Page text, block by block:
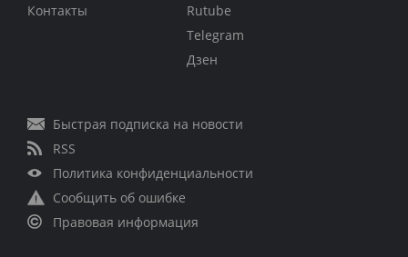
Контакты
Rutube
Telegram
Дзен
Быстрая подписка на новости
RSS
Политика конфиденциальности
Сообщить об ошибке
Правовая информация